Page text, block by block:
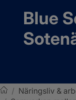
Blue
/ Näringsliv &